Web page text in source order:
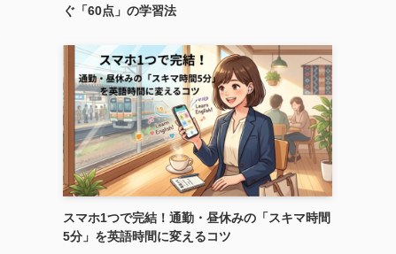
ぐ「60点」の学習法
スマホ1つで完結！通勤・昼休みの「スキマ時間
5分」を英語時間に変えるコツ